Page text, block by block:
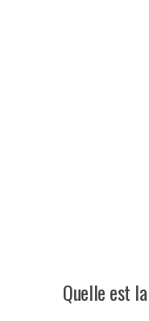
Quelle est